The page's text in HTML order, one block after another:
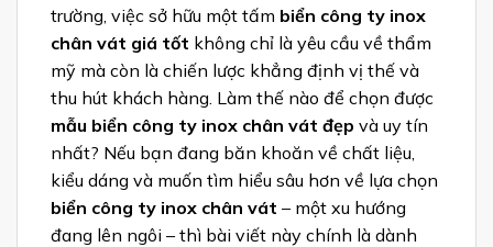
trường, việc sở hữu một tấm biển công ty inox
chân vát giá tốt không chỉ là yêu cầu về thẩm
mỹ mà còn là chiến lược khẳng định vị thế và
thu hút khách hàng. Làm thế nào để chọn được
mẫu biển công ty inox chân vát đẹp và uy tín
nhất? Nếu bạn đang băn khoăn về chất liệu,
kiểu dáng và muốn tìm hiểu sâu hơn về lựa chọn
biển công ty inox chân vát – một xu hướng
đang lên ngôi – thì bài viết này chính là dành